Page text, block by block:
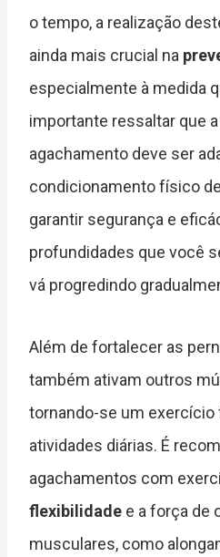
o tempo, a realização
ainda mais crucial na
especialmente à medida
importante ressaltar que a
agachamento deve ser
condicionamento físico
garantir segurança e
profundidades que você
vá progredindo
Além de fortalecer as
também ativam outros
tornando-se um exercício
atividades diárias. É
agachamentos com
flexibilidade e a força de
musculares, como